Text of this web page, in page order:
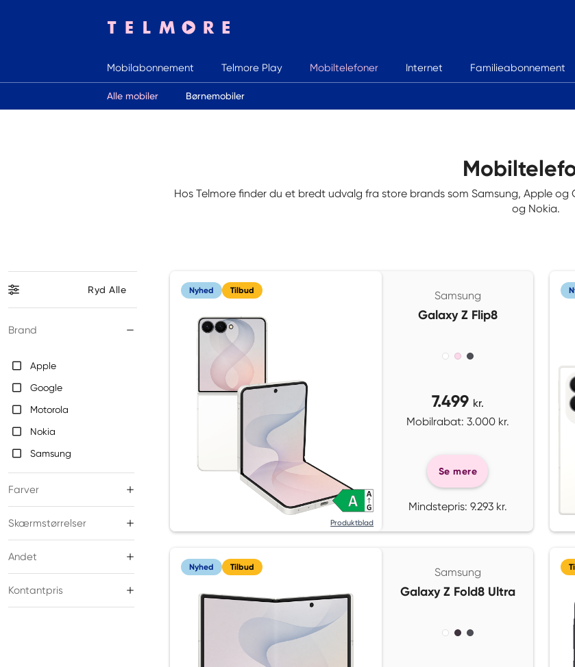
Indtast søgeord
Mobilabonnement Telmore Play Mobiltelefoner
Alle mobiler Børnemobiler
Internet Familieabonnement
Hos Telmore finder du et bredt udvalg fra store brands som Samsung, Apple
og Nokia.
Ryd Alle
Brand
Apple
Google
Motorola
Nokia
Samsung
Farver
Skærmstørrelser
Andet
Kontantpris
Nyhed Tilbud
Produktblad
Samsung
Galaxy Z Flip8
7.499 kr.
Mobilrabat: 3.000 kr.
Se mere
Mindstepris: 9.293 kr.
Nyhed Tilbud Samsung
Galaxy Z Fold8 Ultra